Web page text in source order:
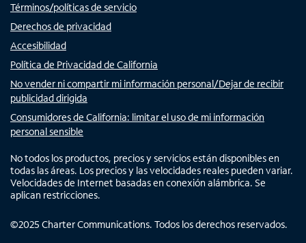
Términos/políticas de servicio
Derechos de privacidad
Accesibilidad
Política de Privacidad de California
No vender ni compartir mi información personal/Dejar de recibir
publicidad dirigida
Consumidores de California: limitar el uso de mi información
personal sensible
No todos los productos, precios y servicios están disponibles en
todas las áreas. Los precios y las velocidades reales pueden variar.
Velocidades de Internet basadas en conexión alámbrica. Se
aplican restricciones.
©2025 Charter Communications. Todos los derechos reservados.